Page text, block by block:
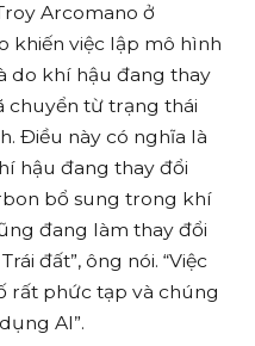
Arcomano ở
khiến việc lập mô hình
do khí hậu đang thay
chuyển từ trạng thái
Điều này có nghĩa là
hậu đang thay đổi
bổ sung trong khí
đang làm thay đổi
đất”, ông nói. “Việc
rất phức tạp và chúng
AI”.